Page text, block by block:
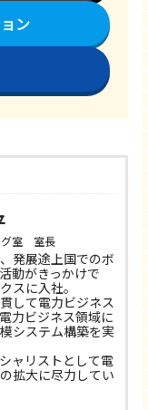
ン
グ室 室長
発展途上国でのボ
動がきっかけで
スに入社。
して電力ビジネス
力ビジネス領域に
システム構築を実
ャリストとして電
拡大に尽力してい